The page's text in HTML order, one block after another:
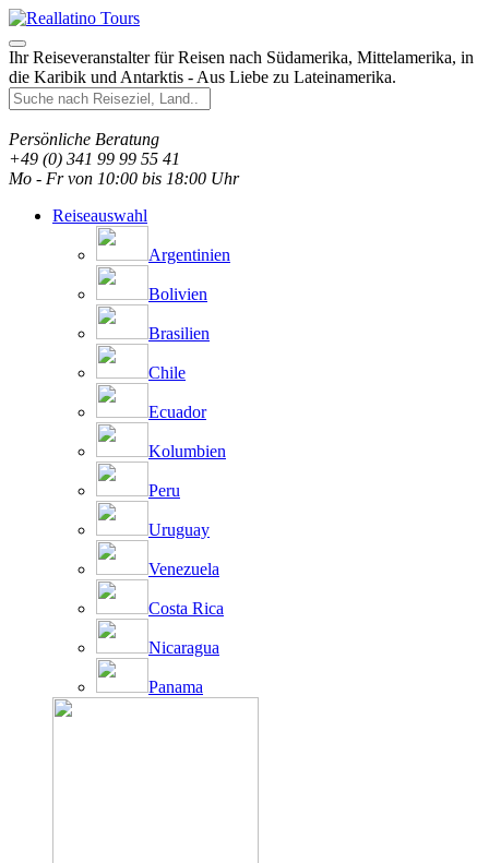
Ihr Reiseveranstalter für Reisen nach Südamerika, Mittelamerika, in
die Karibik und Antarktis - Aus Liebe zu Lateinamerika.
Persönliche Beratung
+49 (0) 341 99 99 55 41
Mo - Fr von 10:00 bis 18:00 Uhr
Reiseauswahl
Argentinien
Bolivien
Brasilien
Chile
Ecuador
Kolumbien
Peru
Uruguay
Venezuela
Costa Rica
Nicaragua
Panama